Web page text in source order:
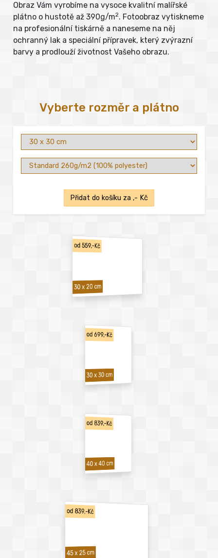
Obraz Vám vyrobíme na vysoce kvalitní malířské
plátno o hustotě až 390g/m2. Fotoobraz vytiskneme
na profesionální tiskárně a naneseme na něj
ochranný lak a speciální přípravek, který zvýrazní
barvy a prodlouží životnost Vašeho obrazu.
Vyberte rozměr a plátno
Přidat do košíku za ,- Kč
od 559,-Kč
30 x 20 cm
od 699,-Kč
30 x 30 cm
od 839,-Kč
40 x 40 cm
od 839,-Kč
45 x 25 cm